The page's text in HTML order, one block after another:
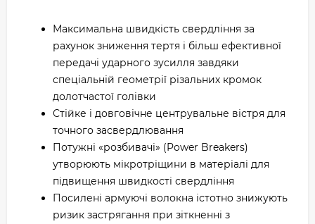
Максимальна швидкість свердління за
рахунок зниження тертя і більш ефективної
передачі ударного зусилля завдяки
спеціальній геометрії різальних кромок
долотчастої голівки
Стійке і довговічне центрувальне вістря для
точного засвердлювання
Потужні «розбивачі» (Power Breakers)
утворюють мікротріщини в матеріалі для
підвищення швидкості свердління
Посилені армуючі волокна істотно знижують
ризик застрягання при зіткненні з